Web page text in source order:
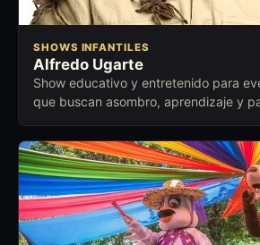
SHOWS INFANTILES
Alfredo Ugarte
Show educativo y entretenido para
que buscan asombro, aprendizaje y